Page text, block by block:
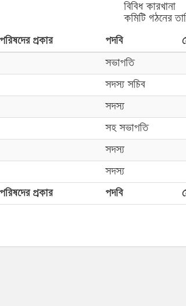
বিবিধ কারখানা
কমিটি গঠনের
প্রকার পদবি
সভাপতি
সদস্য সচিব
সদস্য
সহ সভাপতি
সদস্য
সদস্য
প্রকার পদবি